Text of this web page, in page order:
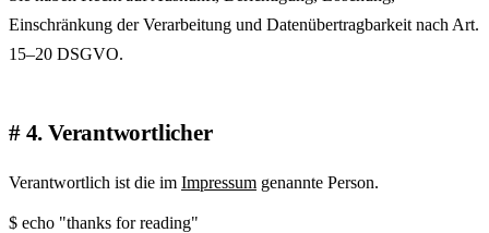
Einschränkung der Verarbeitung und Datenübertragbarkeit nach Art.
15–20 DSGVO.
4. Verantwortlicher
Verantwortlich ist die im Impressum genannte Person.
$ echo "thanks for reading"